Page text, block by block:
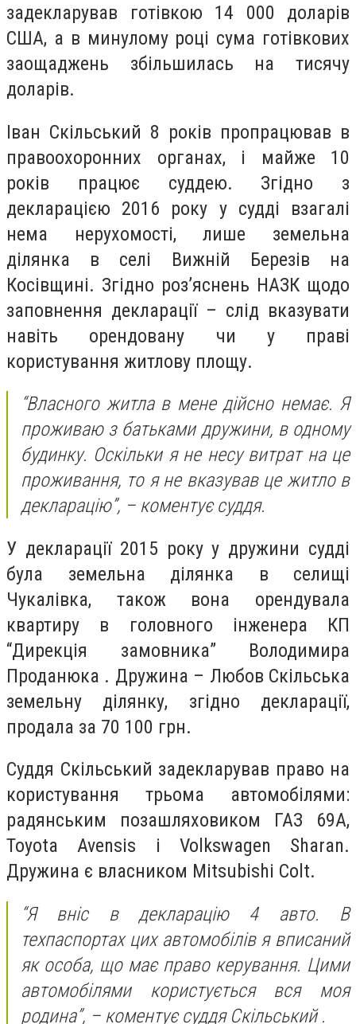
задекларував готівкою 14 000 доларів
США, а в минулому році сума готівкових
заощаджень збільшилась на тисячу
доларів.
Іван Скільський 8 років пропрацював в
правоохоронних органах, і майже 10
років працює суддею. Згідно з
декларацією 2016 року у судді взагалі
нема нерухомості, лише земельна
ділянка в селі Вижній Березів на
Косівщині. Згідно роз’яснень НАЗК щодо
заповнення декларації – слід вказувати
навіть орендовану чи у праві
користування житлову площу.
“Власного житла в мене дійсно немає. Я
проживаю з батьками дружини, в одному
будинку. Оскільки я не несу витрат на це
проживання, то я не вказував це житло в
декларацію”, – коментує суддя.
У декларації 2015 року у дружини судді
була земельна ділянка в селищі
Чукалівка, також вона орендувала
квартиру в головного інженера КП
“Дирекція замовника” Володимира
Проданюка . Дружина – Любов Скільська
земельну ділянку, згідно декларації,
продала за 70 100 грн.
Суддя Скільський задекларував право на
користування трьома автомобілями:
радянським позашляховиком ГАЗ 69А,
Toyota Avensis і Volkswagen Sharan.
Дружина є власником Mitsubishi Colt.
“Я вніс в декларацію 4 авто. В
техпаспортах цих автомобілів я вписаний
як особа, що має право керування. Цими
автомобілями користується вся моя
родина”, – коментує суддя Скільський .